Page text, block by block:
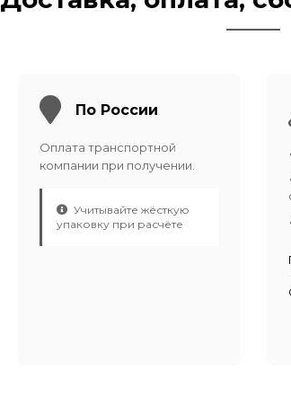
По России
Оплата транспортной
компании при получении.
Учитывайте жёсткую
упаковку при расчёте